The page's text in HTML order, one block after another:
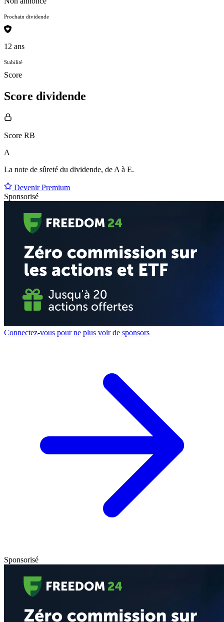
Prochain dividende
12 ans
Stabilité
Score
Score dividende
Score RB
A
La note de sûreté du dividende, de A à E.
Devenir Premium
Sponsorisé
Connectez-vous pour ne plus voir de sponsors
Sponsorisé